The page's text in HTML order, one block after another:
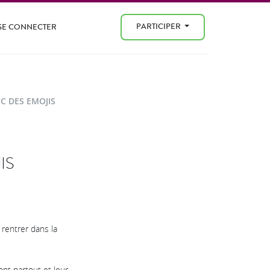
CONNECTER PARTICIPER
DES EMOJIS
dans la